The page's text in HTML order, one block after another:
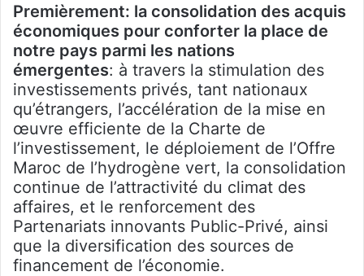
Premièrement: la consolidation des acquis
économiques pour conforter la place de
notre pays parmi les nations
émergentes: à travers la stimulation des
investissements privés, tant nationaux
qu’étrangers, l’accélération de la mise en
œuvre efficiente de la Charte de
l’investissement, le déploiement de l’Offre
Maroc de l’hydrogène vert, la consolidation
continue de l’attractivité du climat des
affaires, et le renforcement des
Partenariats innovants Public-Privé, ainsi
que la diversification des sources de
financement de l’économie.